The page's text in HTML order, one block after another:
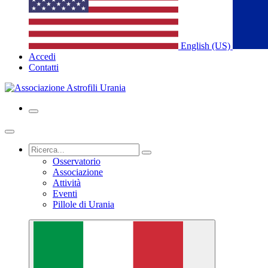
English (US)
Accedi
Contatti
Osservatorio
Associazione
Attività
Eventi
Pillole di Urania